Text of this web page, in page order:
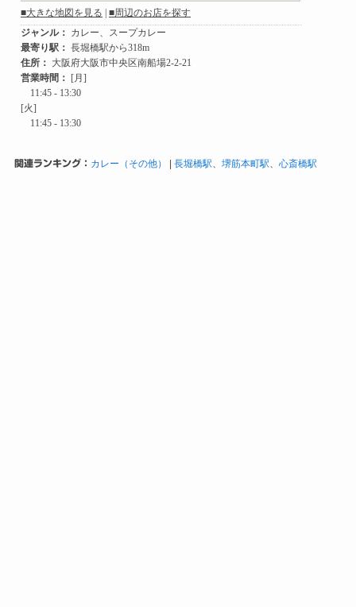
関連ランキング： カレー（その他） 長堀橋駅、 堺筋本町駅、 心斎橋駅